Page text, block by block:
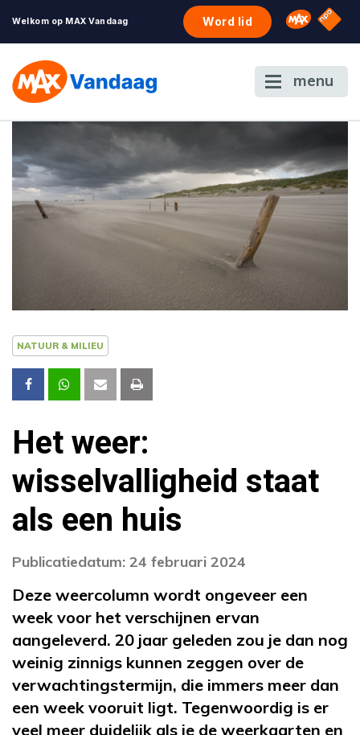
Welkom op MAX Vandaag Word lid Omroep
NPO
menu
NATUUR & MILIEU
Het weer:
wisselvalligheid staat
als een huis
Publicatiedatum: 24 februari 2024
Deze weercolumn wordt ongeveer een
week voor het verschijnen ervan
aangeleverd. 20 jaar geleden zou je dan nog
weinig zinnigs kunnen zeggen over de
verwachtingstermijn, die immers meer dan
een week vooruit ligt. Tegenwoordig is er
veel meer duidelijk als je de weerkaarten en